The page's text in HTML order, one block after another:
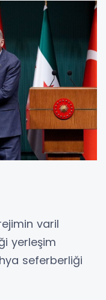
varil
yerleşim
seferberliği